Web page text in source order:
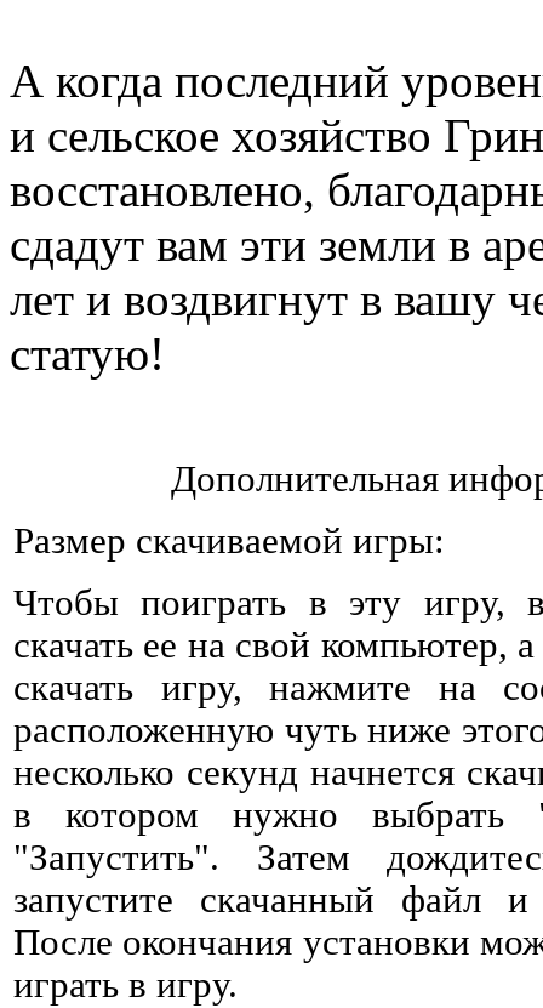
А когда последний
и сельское хозяйство
восстановлено,
сдадут вам эти земли в
лет и воздвигнут в вашу
статую!
Дополнительная
Размер скачиваемой игры:
Чтобы поиграть в эту игру,
скачать ее на свой компьютер,
скачать игру, нажмите на
расположенную чуть ниже
несколько секунд начнется
в котором нужно выбрать
"Запустить". Затем
запустите скачанный файл и
После окончания установки
играть в игру.